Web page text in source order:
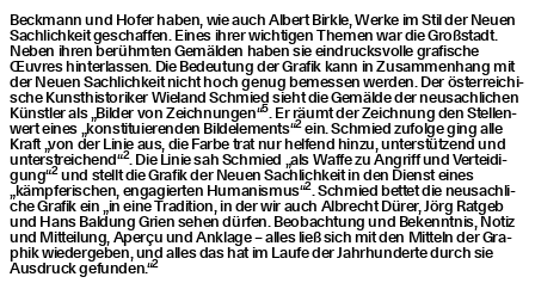
Beck­mann und Hofer haben, wie auch Albert Birk­le, Wer­ke im Stil der Neu­en
Sach­lich­keit geschaf­fen. Eines ihrer wich­ti­gen The­men war die Groß­stadt.
Neben ihren berühm­ten Gemäl­den haben sie ein­drucks­vol­le gra­fi­sche
Œuvres hin­ter­las­sen. Die Bedeu­tung der Gra­fik kann in Zusam­men­hang mit
der Neu­en Sach­lich­keit nicht hoch genug bemes­sen wer­den. Der öster­rei­chi­
sche Kunst­his­to­ri­ker Wie­land Schmied sieht die Gemäl­de der neu­sach­li­chen
Künst­ler als„Bil­der von Zeich­nun­gen“5. Er räumt der Zeich­nung den Stel­len­
wert eines„kon­sti­tu­ie­ren­den Bild­ele­ments“2ein. Schmied zufol­ge ging alle
Kraft„von der Linie aus, die Far­be trat nur hel­fend hin­zu, unter­stüt­zend und
unter­strei­chend“2. Die Linie sah Schmied „als Waf­fe zu Angriff und Ver­tei­di­
gung“2und stellt die Gra­fik der Neu­en Sach­lich­keit in den Dienst eines
„kämp­fe­ri­schen, enga­gier­ten Huma­nis­mus“2. Schmied bet­tet die neu­sach­li­
che Gra­fik ein„in eine Tra­di­ti­on, in der wir auch Albrecht Dürer, Jörg Rat­geb
und Hans Bal­dung Grien sehen dür­fen. Beob­ach­tung und Bekennt­nis, Notiz
und Mit­tei­lung, Aper­çu und Ankla­ge – alles ließ sich mit den Mit­teln der Gra­
phik wie­der­ge­ben, und alles das hat im Lau­fe der Jahr­hun­der­te durch sie
Aus­druck gefun­den.“2